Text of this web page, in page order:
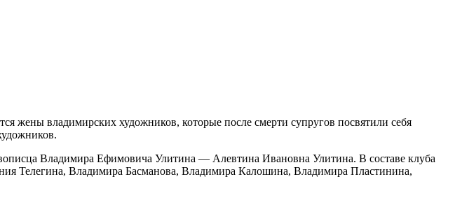
жены владимирских художников, которые после смерти супругов посвятили себя
Владимира Ефимовича Улитина — Алевтина Ивановна Улитина. В составе клуба
Телегина, Владимира Басманова, Владимира Калошина, Владимира Пластинина,